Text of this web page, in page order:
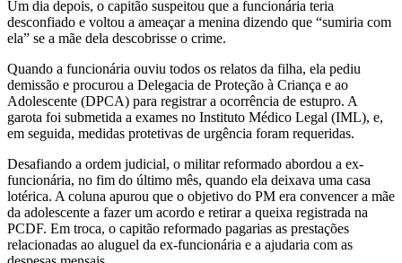
Um dia depois, o capitão suspeitou que a funcionária teria
desconfiado e voltou a ameaçar a menina dizendo que “sumiria com
ela” se a mãe dela descobrisse o crime.
Quando a funcionária ouviu todos os relatos da filha, ela pediu
demissão e procurou a Delegacia de Proteção à Criança e ao
Adolescente (DPCA) para registrar a ocorrência de estupro. A
garota foi submetida a exames no Instituto Médico Legal (IML), e,
em seguida, medidas protetivas de urgência foram requeridas.
Desafiando a ordem judicial, o militar reformado abordou a ex-
funcionária, no fim do último mês, quando ela deixava uma casa
lotérica. A coluna apurou que o objetivo do PM era convencer a mãe
da adolescente a fazer um acordo e retirar a queixa registrada na
PCDF. Em troca, o capitão reformado pagarias as prestações
relacionadas ao aluguel da ex-funcionária e a ajudaria com as